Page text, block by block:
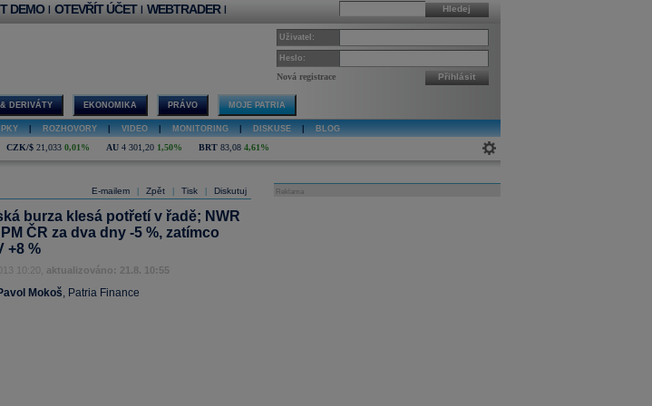
Hledej
DEMO | OTEVŘÍT ÚČET | WEBTRADER |
Uživatel:
Heslo:
Nová registrace Přihlásit
DERIVÁTY EKONOMIKA PRÁVO MOJE PATRIA
ROZHOVORY VIDEO MONITORING DISKUSE BLOG
CZK/$ 21,033 0,01% AU 4 301,20 1,50% BRT 83,08 4,61%
E-mailem Zpět Tisk Diskutuj
burza klesá potřetí v řadě; NWR
ČR za dva dny -5 %, zatímco
+8 %
10:20, aktualizováno: 21.8. 10:55
Mokoš, Patria Finance
Reklama